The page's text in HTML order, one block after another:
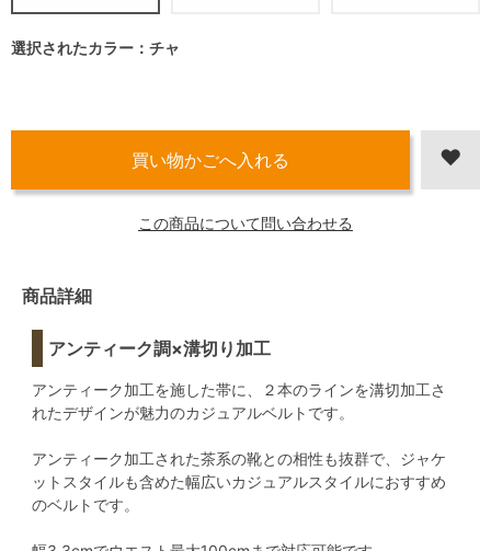
選択されたカラー：チャ
この商品について問い合わせる
商品詳細
アンティーク調×溝切り加工
アンティーク加工を施した帯に、２本のラインを溝切加工さ
れたデザインが魅力のカジュアルベルトです。
アンティーク加工された茶系の靴との相性も抜群で、ジャケ
ットスタイルも含めた幅広いカジュアルスタイルにおすすめ
のベルトです。